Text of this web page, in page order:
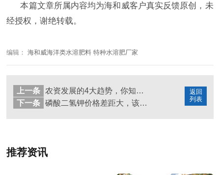
本篇文章所属内容均为海和威客户真实反馈原创，未
经授权，谢绝转载。
编辑：海和威海洋类水溶肥料 特种水溶肥厂家
返回
列表
上一条
农资发展的4大趋势，你知道几个？
下一条
磷酸二氢钾价格差距大，该怎么选择
推荐资讯